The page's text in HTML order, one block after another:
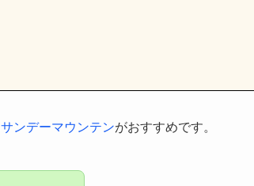
サンデーマウンテンがおすすめです。